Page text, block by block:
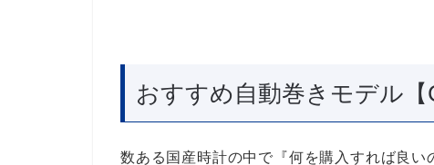
おすすめ自動巻きモデル【
数ある国産時計の中で『何を購入すれば良